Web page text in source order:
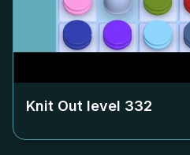
Knit Out level 332